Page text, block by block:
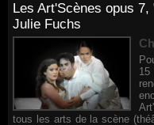
Les Art'Scènes opus
Julie Fuchs
15
tous les arts de la scène